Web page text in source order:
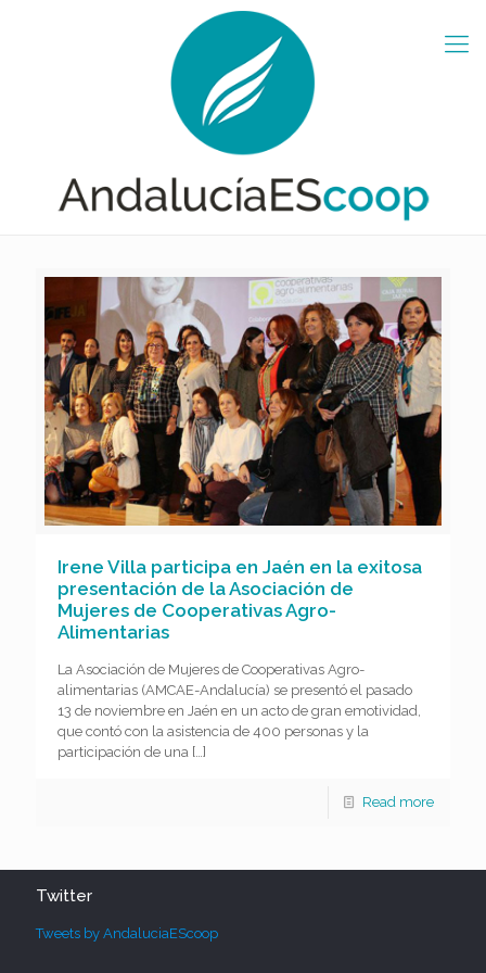
Irene Villa participa en Jaén en la exitosa
presentación de la Asociación de
Mujeres de Cooperativas Agro-
Alimentarias
La Asociación de Mujeres de Cooperativas Agro-
alimentarias (AMCAE-Andalucía) se presentó el pasado
13 de noviembre en Jaén en un acto de gran emotividad,
que contó con la asistencia de 400 personas y la
participación de una […]
Read more
Twitter
Tweets by AndaluciaEScoop